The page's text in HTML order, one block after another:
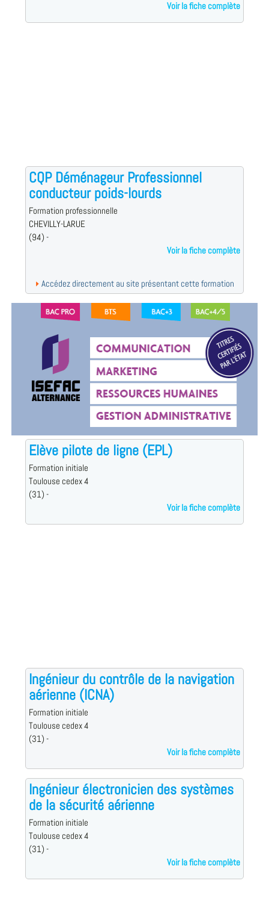
Voir la fiche complète
CQP Déménageur Professionnel
conducteur poids-lourds
Formation professionnelle
CHEVILLY-LARUE
(94) -
Voir la fiche complète
Accédez directement au site présentant cette formation
Elève pilote de ligne (EPL)
Formation initiale
Toulouse cedex 4
(31) -
Voir la fiche complète
Ingénieur du contrôle de la navigation
aérienne (ICNA)
Formation initiale
Toulouse cedex 4
(31) -
Voir la fiche complète
Ingénieur électronicien des systèmes
de la sécurité aérienne
Formation initiale
Toulouse cedex 4
(31) -
Voir la fiche complète